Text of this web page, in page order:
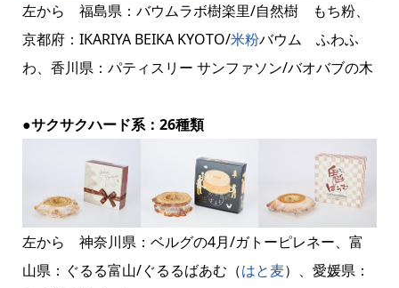
左から 福島県：バウムラボ樹楽里/自然樹 もち粉、
京都府：IKARIYA BEIKA KYOTO/米粉バウム ふわふ
わ、香川県：パティスリー サンファソン/バオバブの木
●サクサクハード系：26種類
左から 神奈川県：ベルグの4月/ガトーピレネー、富
山県：ぐるる富山/ぐるるばあむ（はと麦）、愛媛県：